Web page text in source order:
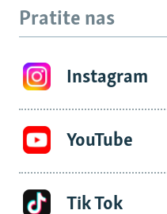
Pratite nas
Instagram
YouTube
Tik Tok